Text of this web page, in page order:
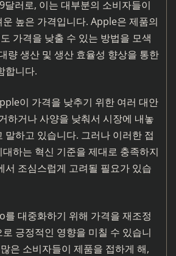
러로, 이는 대부분의 소비자들이
높은 가격입니다. Apple은 제품의
가격을 낮출 수 있는 방법을 모색
량 생산 및 생산 효율성 향상을 통한
합니다.
이 가격을 낮추기 위한 여러 대안
하거나 사양을 낮춰서 시장에 내놓
말하고 있습니다. 그러나 이러한 접
하는 혁신 기준을 제대로 충족하지
서 조심스럽게 고려될 필요가 있습
대중화하기 위해 가격을 재조정
긍정적인 영향을 미칠 수 있습니
은 소비자들이 제품을 접하게 해,